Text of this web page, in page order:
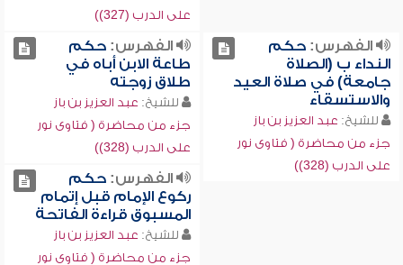
على الدرب (327))
الفهرس:حكم
النداء ب (الصلاة
جامعة) في صلاة العيد
والاستسقاء
للشيخ: عبد العزيز بن باز
جزء من محاضرة ( فتاوى نور
على الدرب (328))
الفهرس:حكم
طاعة الابن أباه في
طلاق زوجته
للشيخ: عبد العزيز بن باز
جزء من محاضرة ( فتاوى نور
على الدرب (328))
الفهرس:حكم
ركوع الإمام قبل إتمام
المسبوق قراءة الفاتحة
للشيخ: عبد العزيز بن باز
جزء من محاضرة ( فتاوى نور